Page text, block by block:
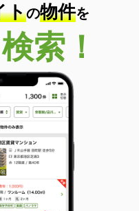
トの物件を
索！